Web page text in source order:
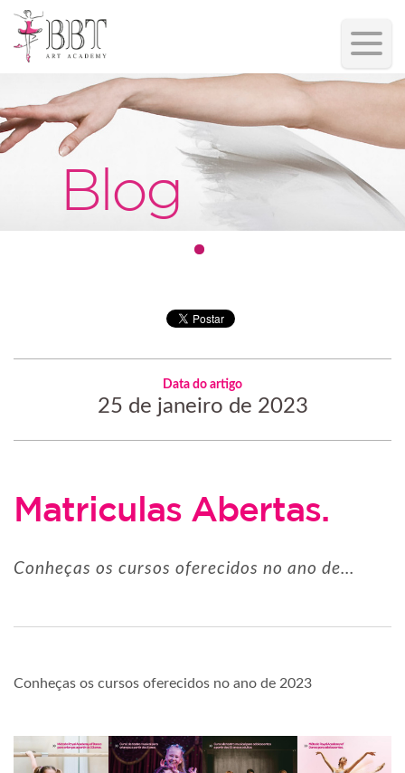
Blog
Data do artigo
25 de janeiro de 2023
Matriculas Abertas.
Conheças os cursos oferecidos no ano de...
Conheças os cursos oferecidos no ano de 2023